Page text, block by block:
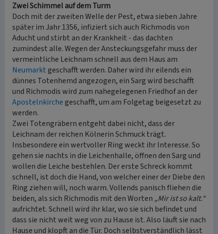
Zwei Schimmel auf dem Turm
Doch mit der zweiten Welle der Pest, etwa sieben Jahre
später im Jahr 1356, infiziert sich auch Richmodis von
Aducht und stirbt an der Krankheit - das dachten
zumindest alle. Wegen der Ansteckungsgefahr muss der
vermeintliche Leichnam schnell aus dem Haus am
Neumarkt geschafft werden. Daher wird ihr eilends ein
dünnes Totenhemd angezogen, ein Sarg wird beschafft
und Richmodis wird zum nahegelegenen Friedhof an der
Apostelnkirche geschafft, um am Folgetag beigesetzt zu
werden.
Zwei Totengräbern entgeht dabei nicht, dass der
Leichnam der reichen Kölnerin Schmuck trägt.
Insbesondere ein wertvoller Ring weckt ihr Interesse. So
gehen sie nachts in die Leichenhalle, öffnen den Sarg und
wollen die Leiche bestehlen. Der erste Schreck kommt
schnell, ist doch die Hand, von welcher einer der Diebe den
Ring ziehen will, noch warm. Vollends panisch fliehen die
beiden, als sich Richmodis mit den Worten „Mir ist so kalt.“
aufrichtet. Schnell wird ihr klar, wo sie sich befindet und
dass sie nicht weit weg von zu Hause ist. Also läuft sie nach
Hause und klopft an die Tür. Doch selbstverständlich lässt